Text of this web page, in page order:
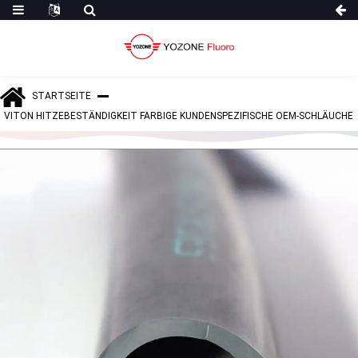
STARTSEITE
VITON HITZEBESTÄNDIGKEIT FARBIGE KUNDENSPEZIFISCHE OEM-SCHLÄUCHE